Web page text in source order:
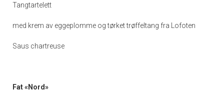
Tangtartelett
med krem av eggeplomme og tørket trøffeltang fra Lofoten
Saus chartreuse
Fat «Nord»